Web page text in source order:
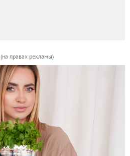
(на правах рекламы)